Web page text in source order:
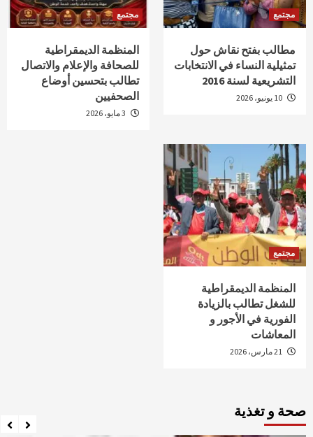
مجتمع
مطالب بفتح نقاش حول
تمثيلية النساء في الانتخابات
التشريعية لسنة 2016
مجتمع
المنظمة الديمقراطية
للصحافة والإعلام والاتصال
تطالب بتحسين أوضاع
الصحفيين
مجتمع
المنظمة الديمقراطية
للشغل تطالب بالزيادة
الفورية في الأجور و
المعاشات
صحة و تغذية